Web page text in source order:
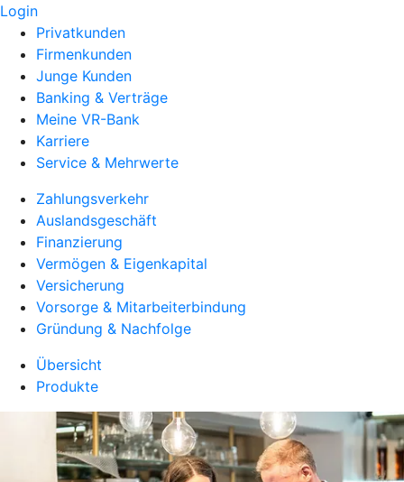
Login
Privatkunden
Firmenkunden
Junge Kunden
Banking & Verträge
Meine VR-Bank
Karriere
Service & Mehrwerte
Zahlungsverkehr
Auslandsgeschäft
Finanzierung
Vermögen & Eigenkapital
Versicherung
Vorsorge & Mitarbeiterbindung
Gründung & Nachfolge
Übersicht
Produkte